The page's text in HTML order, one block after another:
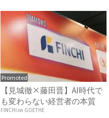
Promoted
【見城徹×藤田晋】AI時代で
も変わらない経営者の本質
FINCHI on GOETHE